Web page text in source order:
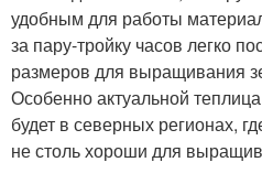
удобным для работы
за пару-тройку часов легко
размеров для выращивания
Особенно актуальной
будет в северных регионах,
не столь хороши для